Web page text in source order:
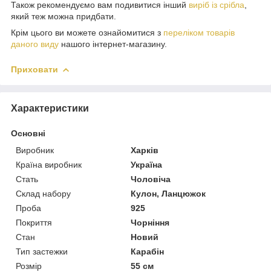
Також рекомендуємо вам подивитися інший виріб із срібла
який теж можна придбати.
Крім цього ви можете ознайомитися з переліком товарів
даного виду нашого інтернет-магазину.
Приховати
Характеристики
Основні
Виробник
Харків
Країна виробник
Україна
Стать
Чоловіча
Склад набору
Кулон, Ланцюжок
Проба
925
Покриття
Чорніння
Стан
Новий
Тип застежки
Карабін
Розмір
55 см